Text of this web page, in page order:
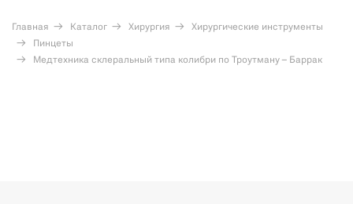
Главная Каталог Хирургия
Хирургические инструменты
Пинцеты
Медтехника склеральный типа колибри по Троутману – Баррак